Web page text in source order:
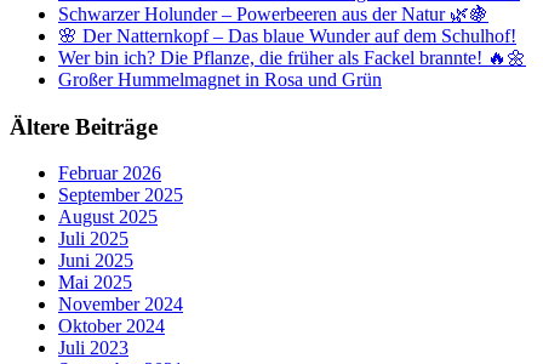
Schwarzer Holunder – Powerbeeren aus der Natur 🌿🍇
🌸 Der Natternkopf – Das blaue Wunder auf dem Schulhof!
Wer bin ich? Die Pflanze, die früher als Fackel brannte! 🔥🌼
Großer Hummelmagnet in Rosa und Grün
Ältere Beiträge
Februar 2026
September 2025
August 2025
Juli 2025
Juni 2025
Mai 2025
November 2024
Oktober 2024
Juli 2023